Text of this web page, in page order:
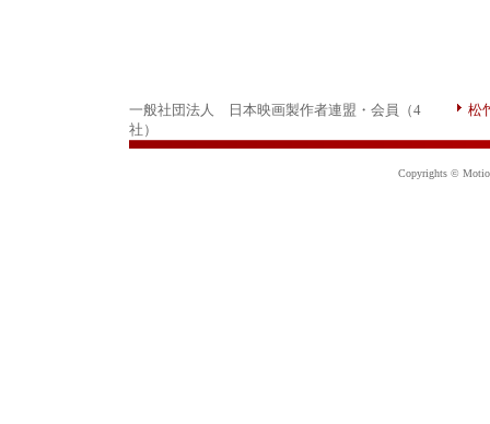
一般社団法人 日本映画製作者連盟・会員（4
社）
松
Copyrights ©